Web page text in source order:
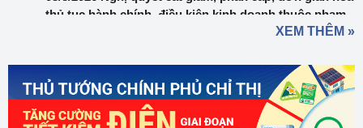
thủ tục hành chính, điều kiện kinh doanh thuộc phạm
Số:
303/2026/NĐ-CP
Tên:
Nghị định sửa đổi, bổ sung một số điều của Nghị định
XEM THÊM »